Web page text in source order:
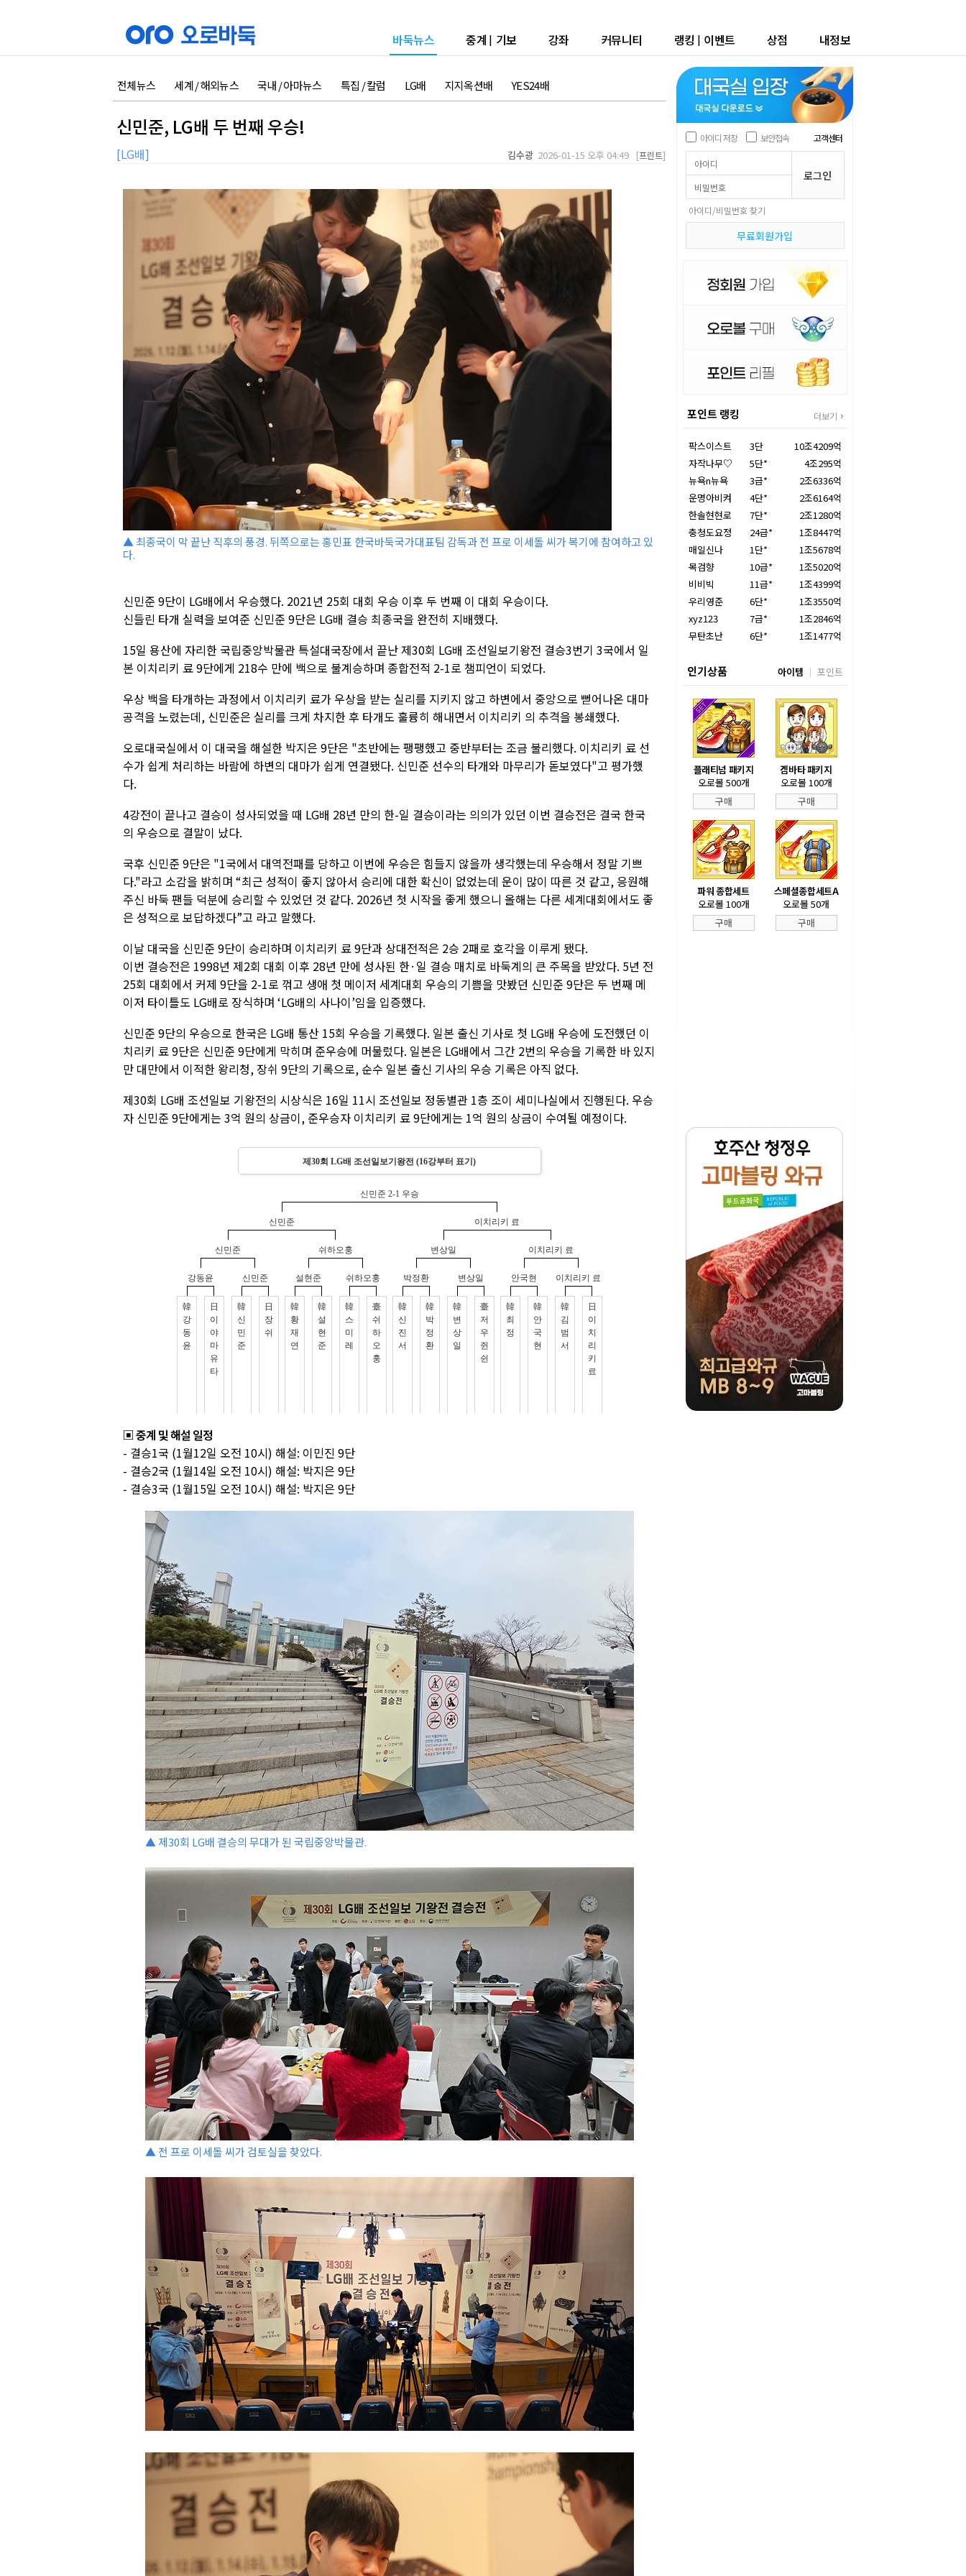
바둑뉴스 중계 | 기보 강좌 커뮤니티 랭킹 | 이벤트 상점 내정보
전체뉴스 세계 / 해외뉴스 국내 / 아마뉴스 특집 / 칼럼 LG배 지지옥션배 YES24배
신민준, LG배 두 번째 우승!
[LG배] 김수광 2026-01-15 오후 04:49 [프린트]
▲ 최종국이 막 끝난 직후의 풍경. 뒤쪽으로는 홍민표 한국바둑국가대표팀 감독과 전 프로 이세돌 씨가 복기에 참여하고 있
다.
신민준 9단이 LG배에서 우승했다. 2021년 25회 대회 우승 이후 두 번째 이 대회 우승이다.
신들린 타개 실력을 보여준 신민준 9단은 LG배 결승 최종국을 완전히 지배했다.
15일 용산에 자리한 국립중앙박물관 특설대국장에서 끝난 제30회 LG배 조선일보기왕전 결승3번기 3국에서 일
본 이치리키 료 9단에게 218수 만에 백으로 불계승하며 종합전적 2-1로 챔피언이 되었다.
우상 백을 타개하는 과정에서 이치리키 료가 우상을 받는 실리를 지키지 않고 하변에서 중앙으로 뻗어나온 대마
공격을 노렸는데, 신민준은 실리를 크게 차지한 후 타개도 훌륭히 해내면서 이치리키 의 추격을 봉쇄했다.
오로대국실에서 이 대국을 해설한 박지은 9단은 "초반에는 팽팽했고 중반부터는 조금 불리했다. 이치리키 료 선
수가 쉽게 처리하는 바람에 하변의 대마가 쉽게 연결됐다. 신민준 선수의 타개와 마무리가 돋보였다"고 평가했
다.
4강전이 끝나고 결승이 성사되었을 때 LG배 28년 만의 한-일 결승이라는 의의가 있던 이번 결승전은 결국 한국
의 우승으로 결말이 났다.
국후 신민준 9단은 "1국에서 대역전패를 당하고 이번에 우승은 힘들지 않을까 생각했는데 우승해서 정말 기쁘
다."라고 소감을 밝히며 “최근 성적이 좋지 않아서 승리에 대한 확신이 없었는데 운이 많이 따른 것 같고, 응원해
주신 바둑 팬들 덕분에 승리할 수 있었던 것 같다. 2026년 첫 시작을 좋게 했으니 올해는 다른 세계대회에서도 좋
은 성적으로 보답하겠다”고 라고 말했다.
이날 대국을 신민준 9단이 승리하며 이치리키 료 9단과 상대전적은 2승 2패로 호각을 이루게 됐다.
이번 결승전은 1998년 제2회 대회 이후 28년 만에 성사된 한·일 결승 매치로 바둑계의 큰 주목을 받았다. 5년 전
25회 대회에서 커제 9단을 2-1로 꺾고 생애 첫 메이저 세계대회 우승의 기쁨을 맛봤던 신민준 9단은 두 번째 메
이저 타이틀도 LG배로 장식하며 ‘LG배의 사나이’임을 입증했다.
신민준 9단의 우승으로 한국은 LG배 통산 15회 우승을 기록했다. 일본 출신 기사로 첫 LG배 우승에 도전했던 이
치리키 료 9단은 신민준 9단에게 막히며 준우승에 머물렀다. 일본은 LG배에서 그간 2번의 우승을 기록한 바 있지
만 대만에서 이적한 왕리청, 장쉬 9단의 기록으로, 순수 일본 출신 기사의 우승 기록은 아직 없다.
제30회 LG배 조선일보 기왕전의 시상식은 16일 11시 조선일보 정동별관 1층 조이 세미나실에서 진행된다. 우승
자 신민준 9단에게는 3억 원의 상금이, 준우승자 이치리키 료 9단에게는 1억 원의 상금이 수여될 예정이다.
▣ 중계 및 해설 일정
- 결승1국 (1월12일 오전 10시) 해설: 이민진 9단
- 결승2국 (1월14일 오전 10시) 해설: 박지은 9단
- 결승3국 (1월15일 오전 10시) 해설: 박지은 9단
▲ 제30회 LG배 결승의 무대가 된 국립중앙박물관.
▲ 전 프로 이세돌 씨가 검토실을 찾았다.
아이디 저장 보안접속 고객센터
아이디/비밀번호 찾기
무료회원가입
포인트 랭킹 더보기
팍스이스트 3단
10조4209억
자작나무♡
5단*
4조295억
뉴욕n뉴욕
3급*
2조6336억
운명아비켜
4단*
2조6164억
한솔현현로
7단*
2조1280억
충청도요정
24급*
1조8447억
매일신나
1단*
1조5678억
목검향
10급*
1조5020억
비비빅
11급*
1조4399억
우리영준
6단*
1조3550억
xyz123
7급*
1조2846억
무탄초난
6단* 1조1477억
인기상품 아이템 포인트
플래티넘 패키지
오로볼 500개
구매
겜바타 패키지
오로볼 100개
구매
파워 종합세트
오로볼 100개
구매
스페셜종합세트A
오로볼 50개
구매